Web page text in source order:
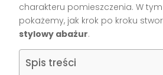
charakteru pomieszczenia. W
pokażemy, jak krok po kroku
stylowy abażur.
Spis treści